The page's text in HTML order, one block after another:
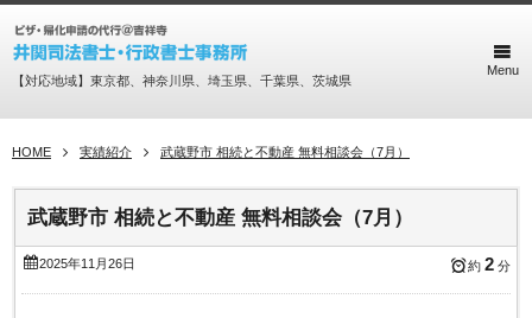
【対応地域】東京都、神奈川県、埼玉県、千葉県、茨城県
Menu
HOME 実績紹介 武蔵野市 相続と不動産 無料相談会（7月）
武蔵野市 相続と不動産 無料相談会（7月）
2025年11月26日 約 2 分